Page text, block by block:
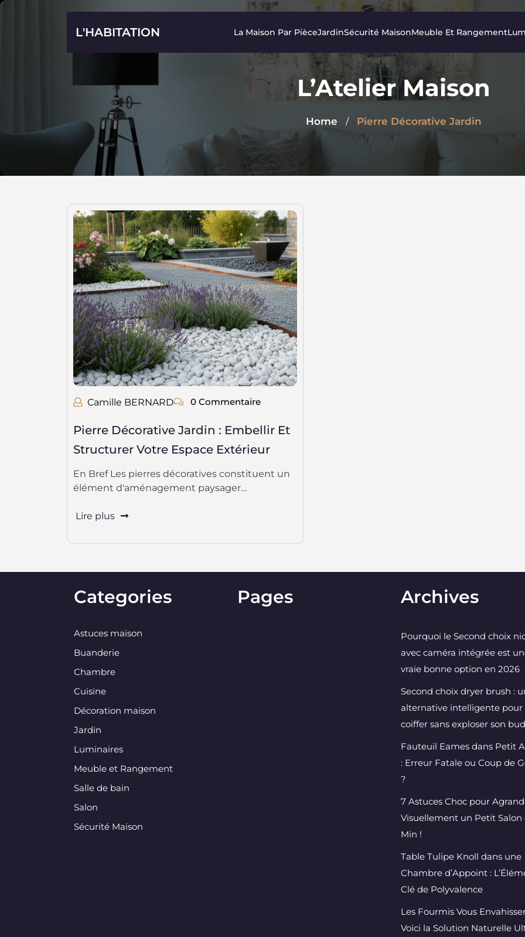
Skip
L'HABITATION La Maison Par PièceJardinSécurité MaisonMeuble Et Rangement
L’Atelier Maison
Home / Pierre Décorative Jardin
Camille BERNARD 0 Commentaire
Pierre Décorative Jardin : Embellir Et
Structurer Votre Espace Extérieur
En Bref Les pierres décoratives constituent un
élément d'aménagement paysager…
Lire plus
Categories
Astuces maison
Buanderie
Chambre
Cuisine
Décoration maison
Jardin
Luminaires
Meuble et Rangement
Salle de bain
Salon
Sécurité Maison
Pages Archives
Pourquoi le Second choix
avec caméra intégrée est
vraie bonne option en 2026
Second choix dryer brush :
alternative intelligente pour
coiffer sans exploser son
Fauteuil Eames dans Petit
: Erreur Fatale ou Coup de
?
7 Astuces Choc pour
Visuellement un Petit Salon
Min !
Table Tulipe Knoll dans une
Chambre d’Appoint :
Clé de Polyvalence
Les Fourmis Vous
Voici la Solution Naturelle